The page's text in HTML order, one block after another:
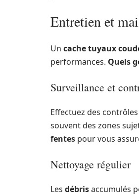
Entretien et
Un cache tuyaux
performances. Quels
Surveillance et
Effectuez des
souvent des zones
fentes pour vous
Nettoyage régulier
Les débrisaccumulés